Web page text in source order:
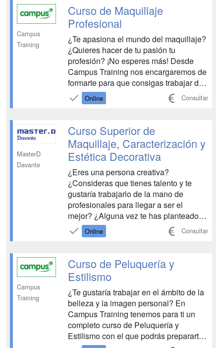
arco de cupido. Un curso de Experto en
Tratamientos...
Campus
Training
Curso de Maquillaje
Profesional
¿Te apasiona el mundo del maquillaje?
¿Quieres hacer de tu pasión tu
profesión? ¡No esperes más! Desde
Campus Training nos encargaremos de
formarte para que consigas trabajar de
lo que realmente te gusta. ¡Es el
momento de estudiar con nosotros!
estará a tu disposición durante todo el
proceso formativo para que ...
Online Consultar
MasterD
Davante
Curso Superior de
Maquillaje, Caracterización y
Estética Decorativa
¿Eres una persona creativa?
¿Consideras que tienes talento y te
gustaría trabajarlo de la mano de
profesionales para llegar a ser el
mejor? ¿Alguna vez te has planteado
hacer de tu sueño tu profesión? Si la
respuesta es sí, este curso superior de
decorativa de MasterD te convertirá en
un profesional de la imag...
Online Consultar
Campus
Training
Curso de Peluquería y
Estilismo
¿Te gustaría trabajar en el ámbito de la
belleza y la imagen personal? En
Campus Training tenemos para ti un
completo curso de Peluquería y
Estilismo con el que podrás prepararte